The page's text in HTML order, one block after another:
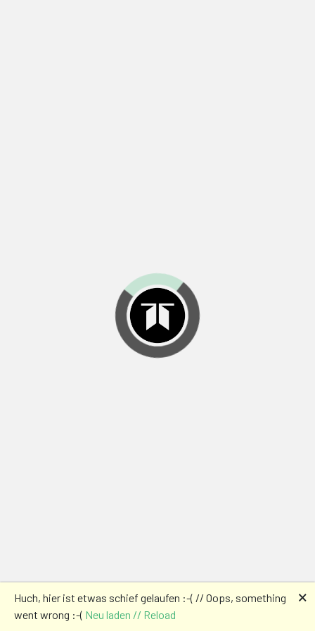
Huch, hier ist etwas schief gelaufen :-( // Oops, something
went wrong :-( Neu laden // Reload
🗙